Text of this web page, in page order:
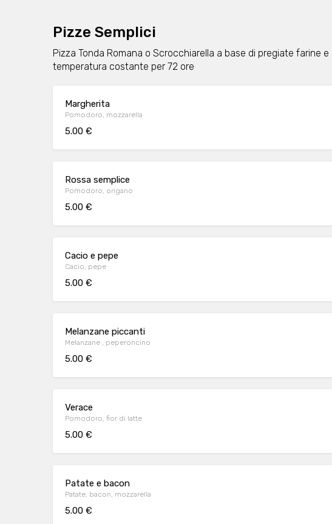
Pizze Semplici
Pizza Tonda Romana o Scrocchiarella a base di pregiate farine
temperatura costante per 72 ore
Margherita
Pomodoro, mozzarella
5.00 €
Rossa semplice
Pomodoro, origano
5.00 €
Cacio e pepe
Cacio, pepe
5.00 €
Melanzane piccanti
Melanzane , peperoncino
5.00 €
Verace
Pomodoro, fior di latte
5.00 €
Patate e bacon
Patate, bacon, mozzarella
5.00 €